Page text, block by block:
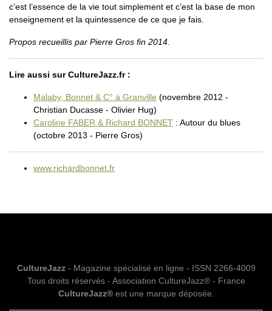
c’est l’essence de la vie tout simplement et c’est la base de mon
enseignement et la quintessence de ce que je fais.
Propos recueillis par Pierre Gros fin 2014.
Lire aussi sur CultureJazz.fr :
Malaby, Bonnet & C° à Granville (novembre 2012 -
Christian Ducasse - Olivier Hug)
Caroline FABER & Richard BONNET : Autour du blues
(octobre 2013 - Pierre Gros)
www.richardbonnet.fr
CultureJazz- Magazine spécialisé en ligne - ISSN 2266-4009
Tous droits réservés - Association CultureJazz® - France
CultureJazz®est une marque déposée.